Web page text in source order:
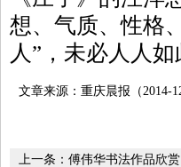
想、气质、性格
人”，未必人人
文章来源：重庆晨报（2014-
上一条： 傅伟华书法作品欣赏